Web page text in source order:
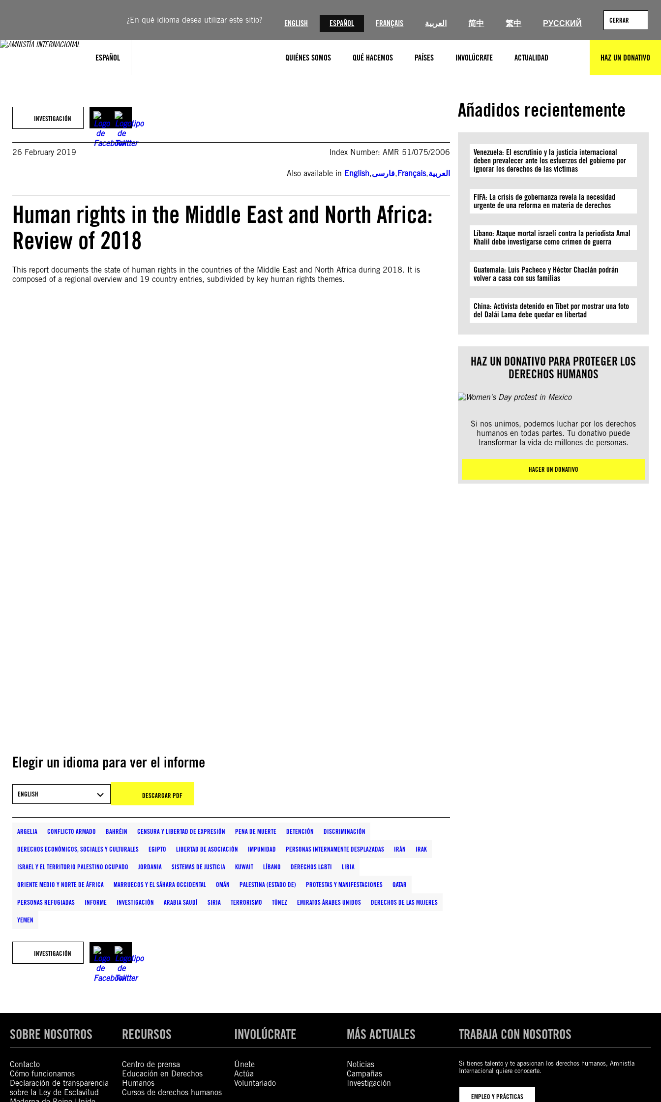
¿En qué idioma desea utilizar este sitio? ENGLISH ESPAÑOL FRANÇAIS العربية 简中 繁中 РУССКИЙ CERRAR
ESPAÑOL QUIÉNES SOMOS QUÉ HACEMOS PAÍSES INVOLÚCRATE ACTUALIDAD HAZ UN DONATIVO
INVESTIGACIÓN
26 February 2019 Index Number: AMR 51/075/2006
Also available in English,فارسی,Français,العربية
Human rights in the Middle East and North Africa:
Review of 2018
This report documents the state of human rights in the countries of the Middle East and North Africa during 2018. It is
composed of a regional overview and 19 country entries, subdivided by key human rights themes.
Elegir un idioma para ver el informe
ENGLISH DESCARGAR PDF
ARGELIA CONFLICTO ARMADO BAHRÉIN CENSURA Y LIBERTAD DE EXPRESIÓN PENA DE MUERTE DETENCIÓN DISCRIMINACIÓN
DERECHOS ECONÓMICOS, SOCIALES Y CULTURALES EGIPTO LIBERTAD DE ASOCIACIÓN IMPUNIDAD PERSONAS INTERNAMENTE DESPLAZADAS IRÁN IRAK
ISRAEL Y EL TERRITORIO PALESTINO OCUPADO JORDANIA SISTEMAS DE JUSTICIA KUWAIT LÍBANO DERECHOS LGBTI LIBIA
ORIENTE MEDIO Y NORTE DE ÁFRICA MARRUECOS Y EL SÁHARA OCCIDENTAL OMÁN PALESTINA (ESTADO DE) PROTESTAS Y MANIFESTACIONES QATAR
PERSONAS REFUGIADAS INFORME INVESTIGACIÓN ARABIA SAUDÍ SIRIA TERRORISMO TÚNEZ EMIRATOS ÁRABES UNIDOS DERECHOS DE LAS MUJERES
YEMEN
INVESTIGACIÓN
Añadidos recientemente
Venezuela: El escrutinio y la justicia internacional
deben prevalecer ante los esfuerzos del gobierno por
ignorar los derechos de las víctimas
FIFA: La crisis de gobernanza revela la necesidad
urgente de una reforma en materia de derechos
Líbano: Ataque mortal israelí contra la periodista Amal
Khalil debe investigarse como crimen de guerra
Guatemala: Luis Pacheco y Héctor Chaclán podrán
volver a casa con sus familias
China: Activista detenido en Tíbet por mostrar una foto
del Dalái Lama debe quedar en libertad
HAZ UN DONATIVO PARA PROTEGER LOS
DERECHOS HUMANOS
Si nos unimos, podemos luchar por los derechos
humanos en todas partes. Tu donativo puede
transformar la vida de millones de personas.
HACER UN DONATIVO
SOBRE NOSOTROS
Contacto
Cómo funcionamos
Declaración de transparencia
sobre la Ley de Esclavitud
RECURSOS
Centro de prensa
Educación en Derechos
Humanos
Cursos de derechos humanos
INVOLÚCRATE
Únete
Actúa
Voluntariado
MÁS ACTUALES
Noticias
Campañas
Investigación
TRABAJA CON NOSOTROS
Si tienes talento y te apasionan los derechos humanos, Amnistía
Internacional quiere conocerte.
EMPLEO Y PRÁCTICAS